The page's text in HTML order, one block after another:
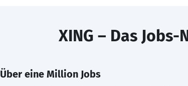
XING – Das
Über eine Million Jobs